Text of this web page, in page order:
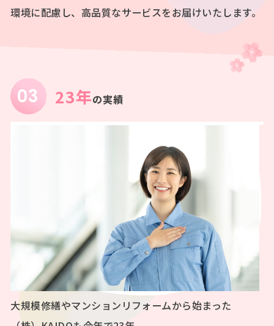
環境に配慮し、高品質なサービスをお届けいたします。
23年の実績
大規模修繕やマンションリフォームから始まった